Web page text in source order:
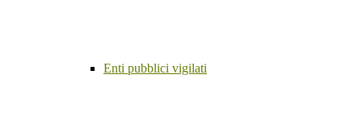
Enti pubblici vigilati